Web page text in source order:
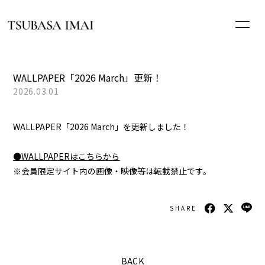
HOME
PROFILE
SCHEDULE
WALLPAPER「2026 March」更新！
2026.03.01
WALLPAPER「2026 March」を更新しました！
●WALLPAPERはこちらから
※会員限定サイト内の画像・映像等は転載禁止です。
SHARE
BACK